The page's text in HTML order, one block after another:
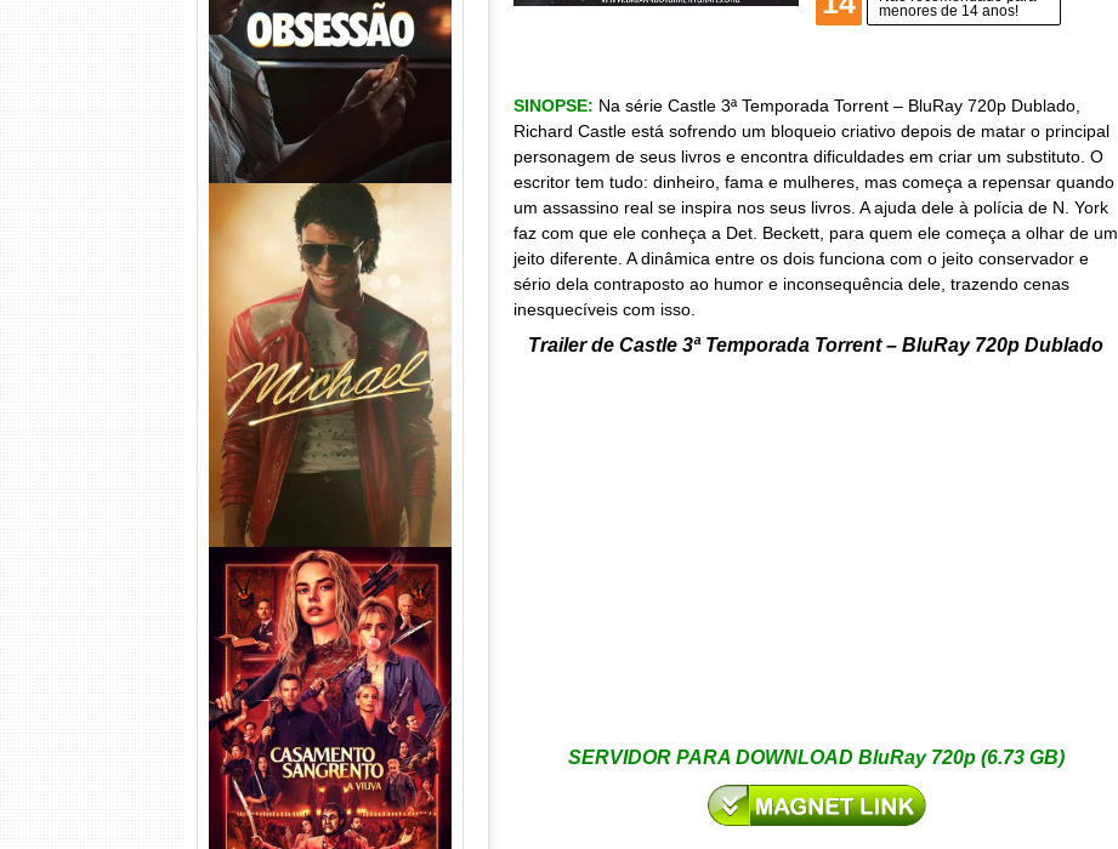
menores de 14 anos!
SINOPSE: Na série Castle 3ª Temporada Torrent – BluRay 720p Dublado,
Richard Castle está sofrendo um bloqueio criativo depois de matar o principal
personagem de seus livros e encontra dificuldades em criar um substituto. O
escritor tem tudo: dinheiro, fama e mulheres, mas começa a repensar quando
um assassino real se inspira nos seus livros. A ajuda dele à polícia de N. York
faz com que ele conheça a Det. Beckett, para quem ele começa a olhar de um
jeito diferente. A dinâmica entre os dois funciona com o jeito conservador e
sério dela contraposto ao humor e inconsequência dele, trazendo cenas
inesquecíveis com isso.
Trailer de Castle 3ª Temporada Torrent – BluRay 720p Dublado
SERVIDOR PARA DOWNLOAD BluRay 720p (6.73 GB)
Áudio
Michael Torrent (2026) WEB-
DL 1080p/4K Dual Áudio
Casamento Sangrento: A
Viúva Torrent (2026) WEB-DL
720p/1080p/4K Dual Áudio